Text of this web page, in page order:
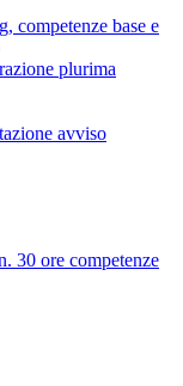
competenze base e
plurima
avviso
30 ore competenze